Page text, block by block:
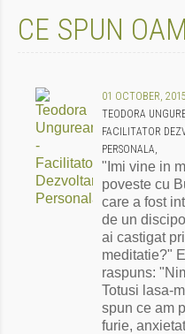
CE SPUN
01 OCTOBER, 2015
TEODORA
FACILITATOR
PERSONALA,
"Imi vine in
poveste cu
care a fost
de un
ai castigat
meditatie?"
raspuns:
Totusi lasa-
spun ce am
furie,